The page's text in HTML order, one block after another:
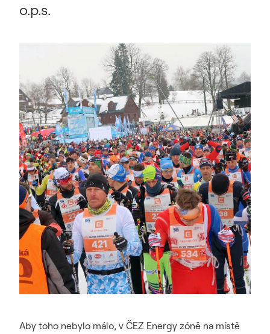
o.p.s.
Aby toho nebylo málo, v ČEZ Energy zóně na místě